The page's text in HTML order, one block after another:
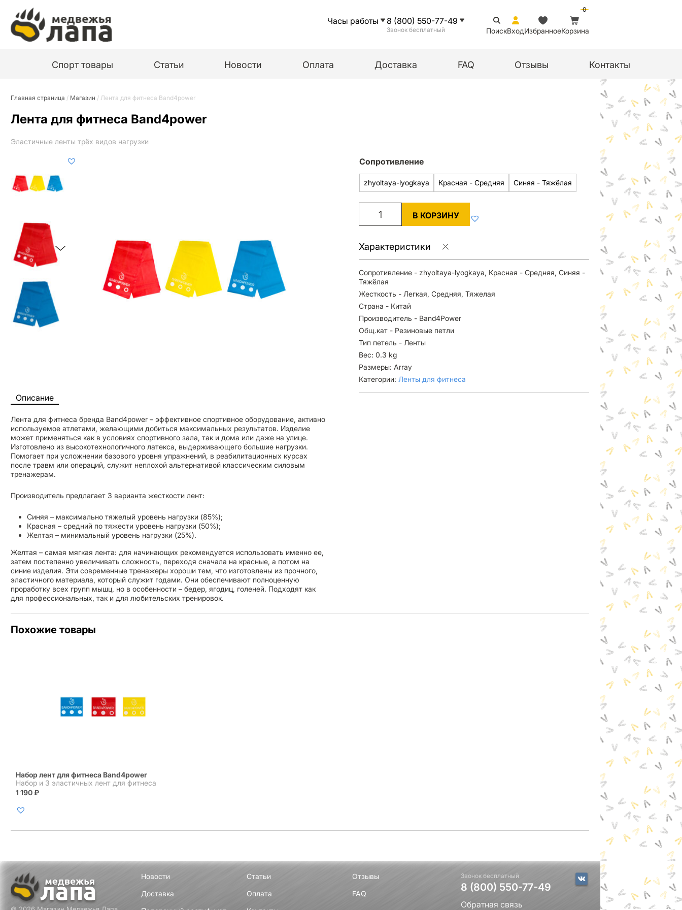
Часы работы 8 (800) 550-77-49
Звонок бесплатный ПоискВходИзбранное
0
Корзина
Спорт товары Статьи Новости Оплата Доставка FAQ Отзывы Контакты
Главная страница / Магазин /Лента для фитнеса Band4power
Лента для фитнеса Band4power
Эластичные ленты трёх видов нагрузки
Описание
Лента для фитнеса бренда Band4power – эффективное спортивное оборудование, активно
используемое атлетами, желающими добиться максимальных результатов. Изделие
может применяться как в условиях спортивного зала, так и дома или даже на улице.
Изготовлено из высокотехнологичного латекса, выдерживающего большие нагрузки.
Помогает при усложнении базового уровня упражнений, в реабилитационных курсах
после травм или операций, служит неплохой альтернативой классическим силовым
тренажерам.
Производитель предлагает 3 варианта жесткости лент:
Синяя – максимально тяжелый уровень нагрузки (85%);
Красная – средний по тяжести уровень нагрузки (50%);
Желтая – минимальный уровень нагрузки (25%).
Желтая – самая мягкая лента: для начинающих рекомендуется использовать именно ее,
затем постепенно увеличивать сложность, переходя сначала на красные, а потом на
синие изделия. Эти современные тренажеры хороши тем, что изготовлены из прочного,
эластичного материала, который служит годами. Они обеспечивают полноценную
проработку всех групп мышц, но в особенности – бедер, ягодиц, голеней. Подходят как
для профессиональных, так и для любительских тренировок.
Сопротивление
zhyoltaya-lyogkaya Красная - Средняя Синяя - Тяжёлая
В КОРЗИНУ
Характеристики
Сопротивление - zhyoltaya-lyogkaya, Красная - Средняя, Синяя -
Тяжёлая
Жесткость - Легкая, Средняя, Тяжелая
Страна - Китай
Производитель - Band4Power
Общ.кат - Резиновые петли
Тип петель - Ленты
Вес: 0.3 kg
Размеры: Array
Категории: Ленты для фитнеса
Похожие товары
Набор лент для фитнеса Band4power
Набор и 3 эластичных лент для фитнеса
1 190₽
Новости Статьи
Отзывы
Доставка
Оплата
FAQ
Звонок бесплатный
8 (800) 550-77-49
Обратная связь